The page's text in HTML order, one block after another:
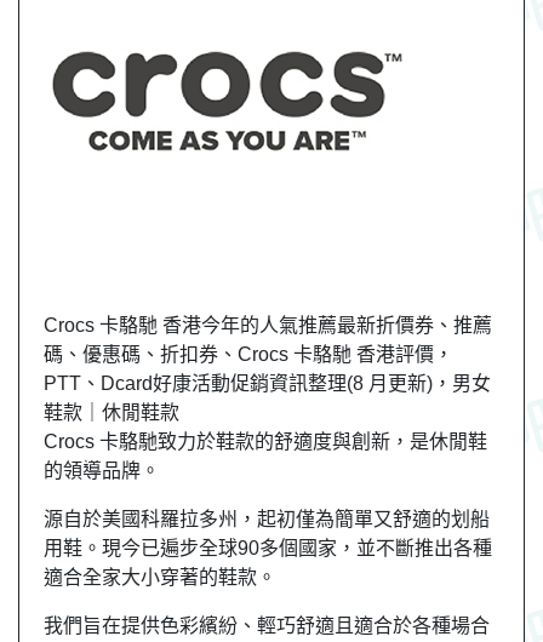
Crocs 卡駱馳 香港今年的人氣推薦最新折價券、推薦
碼、優惠碼、折扣券、Crocs 卡駱馳 香港評價，
PTT、Dcard好康活動促銷資訊整理(8 月更新)，男女
鞋款｜休閒鞋款
Crocs 卡駱馳致力於鞋款的舒適度與創新，是休閒鞋
的領導品牌。
源自於美國科羅拉多州，起初僅為簡單又舒適的划船
用鞋。現今已遍步全球90多個國家，並不斷推出各種
適合全家大小穿著的鞋款。
我們旨在提供色彩繽紛、輕巧舒適且適合於各種場合